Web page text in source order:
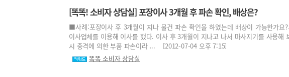
[똑똑! 소비자 상담실] 포장이사 3개월 후 파손 확인, 배상은?
■사례:포장이사 후 3개월이 지나 물건 파손 확인을 하였는데 배상이 가능한가
이사업체를 이용해 이사를 했다. 이사 후 3개월이 지나고 나서 마사지기를 사용
시 충격에 의한 부품 파손이라 ... [2012-07-04 오후 7:15]
똑똑 소비자 상담실